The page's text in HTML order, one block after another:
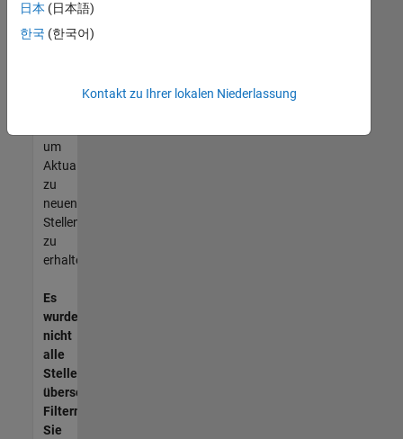
entsprechen,
werden
unseres
um
Aktualisierungen
zu
neuen
Stellenangeboten
zu
erhalten.
Es
wurden
nicht
alle
Stellen
übersetzt.
Filtern
Sie
日本 (日本語)
한국 (한국어)
Kontakt zu Ihrer lokalen Niederlassung